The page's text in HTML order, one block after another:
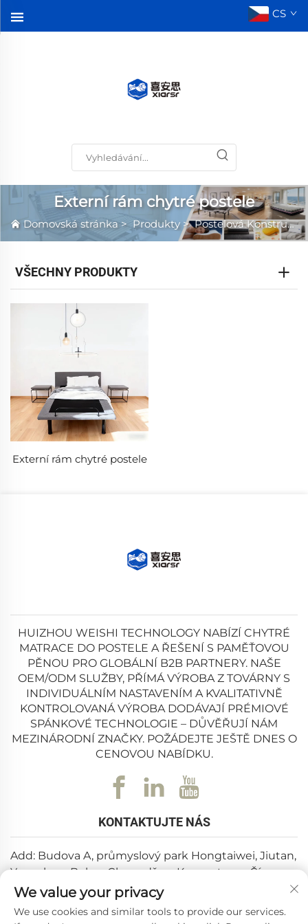
CS
Externí rám chytré postele
Domovská stránka> Produkty >Postelová Konstrukce
VŠECHNY PRODUKTY
Externí rám chytré postele
HUIZHOU WEISHI TECHNOLOGY NABÍZÍ CHYTRÉ
MATRACE DO POSTELE A ŘEŠENÍ S PAMĚŤOVOU
PĚNOU PRO GLOBÁLNÍ B2B PARTNERY. NAŠE
OEM/ODM SLUŽBY, PŘÍMÁ VÝROBA Z TOVÁRNY S
INDIVIDUÁLNÍM NASTAVENÍM A KVALITATIVNĚ
KONTROLOVANÁ VÝROBA DODÁVAJÍ PRÉMIOVÉ
SPÁNKOVÉ TECHNOLOGIE – DŮVĚŘUJÍ NÁM
MEZINÁRODNÍ ZNAČKY. POŽÁDEJTE JEŠTĚ DNES O
CENOVOU NABÍDKU.
KONTAKTUJTE NÁS
Add: Budova A, průmyslový park Hongtaiwei, Jiutan,
Yuanzhou, Boluo, Chuandžou, Kuang-tung, Čína
E-mail:[email protected]
Tel:+86-0752-6688646
We value your privacy
We use cookies and similar tools to provide our services.